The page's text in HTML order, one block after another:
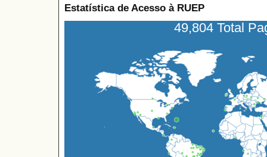
Estatística de Acesso à RUEP
49,804 Total